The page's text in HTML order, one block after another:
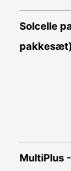
Solcelle
MultiPlus